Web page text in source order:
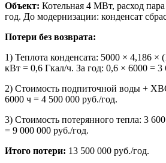
Объект: Котельная 4 МВт, расход
год. До модернизации: конденсат
Потери без возврата:
1) Теплота конденсата: 5000 × 4,186 ×
кВт = 0,6 Гкал/ч. За год: 0,6 × 6000 = 3
2) Стоимость подпиточной воды +
6000 ч = 4 500 000 руб./год.
3) Стоимость потерянного тепла: 3
= 9 000 000 руб./год.
Итого потери: 13 500 000 руб./год.